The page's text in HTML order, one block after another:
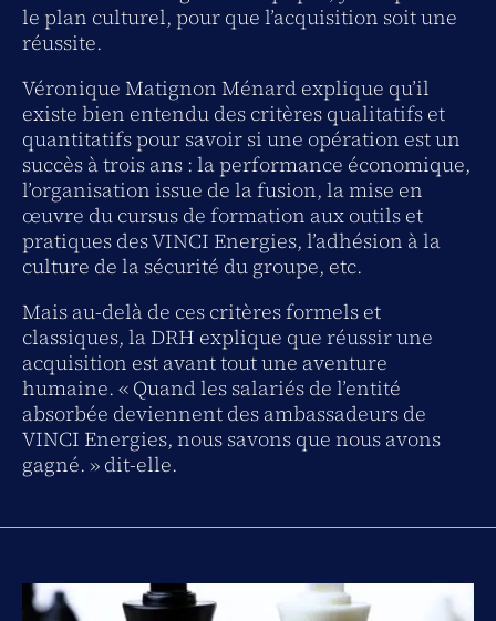
le plan culturel, pour que l’acquisition soit une
réussite.
Véronique Matignon Ménard explique qu’il
existe bien entendu des critères qualitatifs et
quantitatifs pour savoir si une opération est un
succès à trois ans : la performance économique,
l’organisation issue de la fusion, la mise en
œuvre du cursus de formation aux outils et
pratiques des VINCI Energies, l’adhésion à la
culture de la sécurité du groupe, etc.
Mais au-delà de ces critères formels et
classiques, la DRH explique que réussir une
acquisition est avant tout une aventure
humaine. « Quand les salariés de l’entité
absorbée deviennent des ambassadeurs de
VINCI Energies, nous savons que nous avons
gagné. » dit-elle.